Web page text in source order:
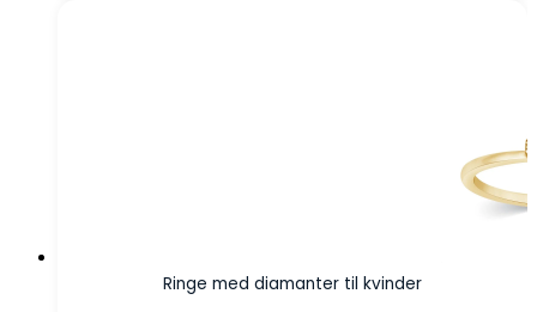
Ringe med diamanter til kvinder